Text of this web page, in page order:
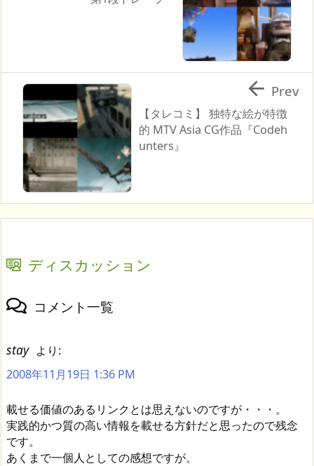
【タレコミ】 独特な絵が特徴
的 MTV Asia CG作品『Codeh
unters』
 Prev
ディスカッション
コメント一覧
stay より:
2008年11月19日 1:36 PM
載せる価値のあるリンクとは思えないのですが・・・。
実践的かつ質の高い情報を載せる方針だと思ったので残念
です。
あくまで一個人としての感想ですが。